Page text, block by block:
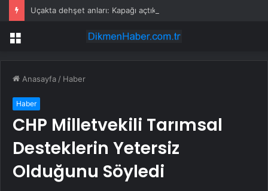
Menü
Anasayfa / Haber
Haber
CHP Milletvekili Tarımsal
Desteklerin Yetersiz
Olduğunu Söyledi